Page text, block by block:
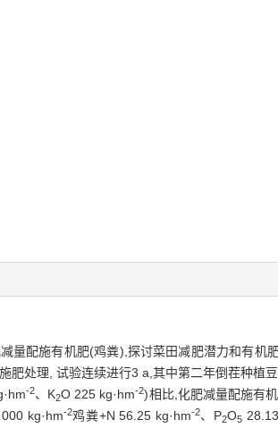
量配施有机肥(鸡粪),探讨菜田减肥潜力和有机
处理, 试验连续进行3 a,其中第二年倒茬种植
-2、K2O 225 kg·hm-2)相比,化肥减量配施有
kg·hm-2鸡粪+N 56.25 kg·hm-2、P2O528.13